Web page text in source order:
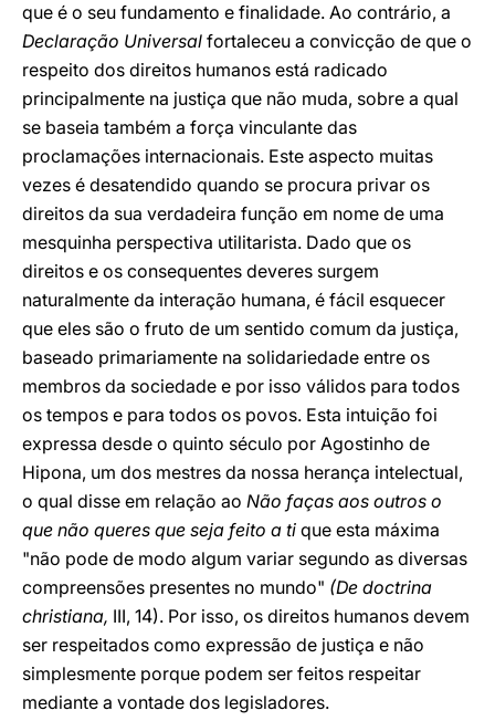
que é o seu fundamento e finalidade. Ao contrário, a
Declaração Universal fortaleceu a convicção de que o
respeito dos direitos humanos está radicado
principalmente na justiça que não muda, sobre a qual
se baseia também a força vinculante das
proclamações internacionais. Este aspecto muitas
vezes é desatendido quando se procura privar os
direitos da sua verdadeira função em nome de uma
mesquinha perspectiva utilitarista. Dado que os
direitos e os consequentes deveres surgem
naturalmente da interação humana, é fácil esquecer
que eles são o fruto de um sentido comum da justiça,
baseado primariamente na solidariedade entre os
membros da sociedade e por isso válidos para todos
os tempos e para todos os povos. Esta intuição foi
expressa desde o quinto século por Agostinho de
Hipona, um dos mestres da nossa herança intelectual,
o qual disse em relação ao Não faças aos outros o
que não queres que seja feito a ti que esta máxima
"não pode de modo algum variar segundo as diversas
compreensões presentes no mundo" (De doctrina
christiana, III, 14). Por isso, os direitos humanos devem
ser respeitados como expressão de justiça e não
simplesmente porque podem ser feitos respeitar
mediante a vontade dos legisladores.